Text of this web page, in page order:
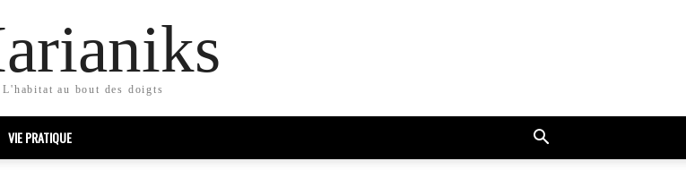
L'habitat au bout des doigts
VIE PRATIQUE